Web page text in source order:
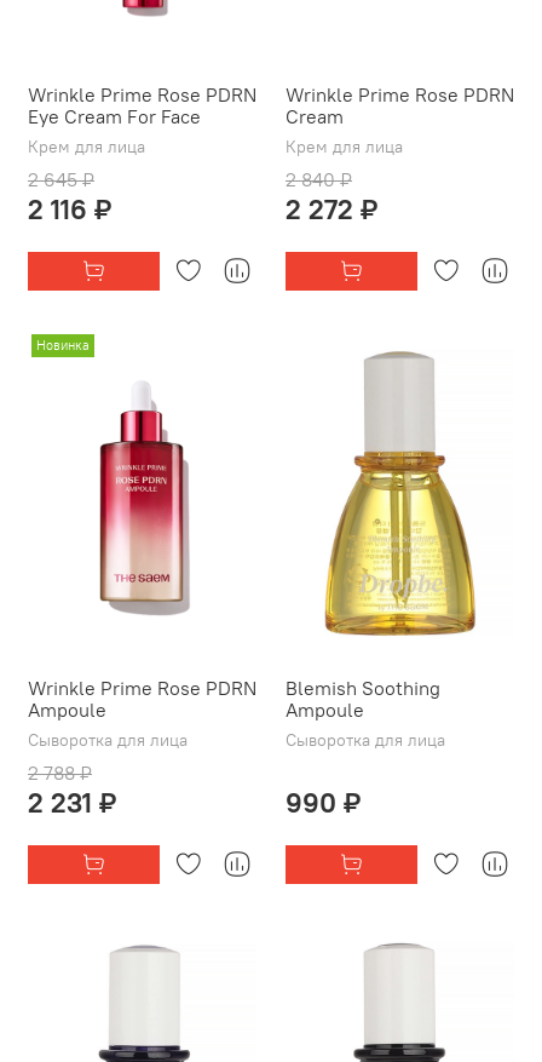
Wrinkle Prime Rose PDRN
Eye Cream For Face
Крем для лица
2 645 ₽
2 116 ₽
Wrinkle Prime Rose PDRN
Cream
Крем для лица
2 840 ₽
2 272 ₽
Новинка
Wrinkle Prime Rose PDRN
Ampoule
Сыворотка для лица
2 788 ₽
2 231 ₽
Blemish Soothing
Ampoule
Сыворотка для лица
990 ₽